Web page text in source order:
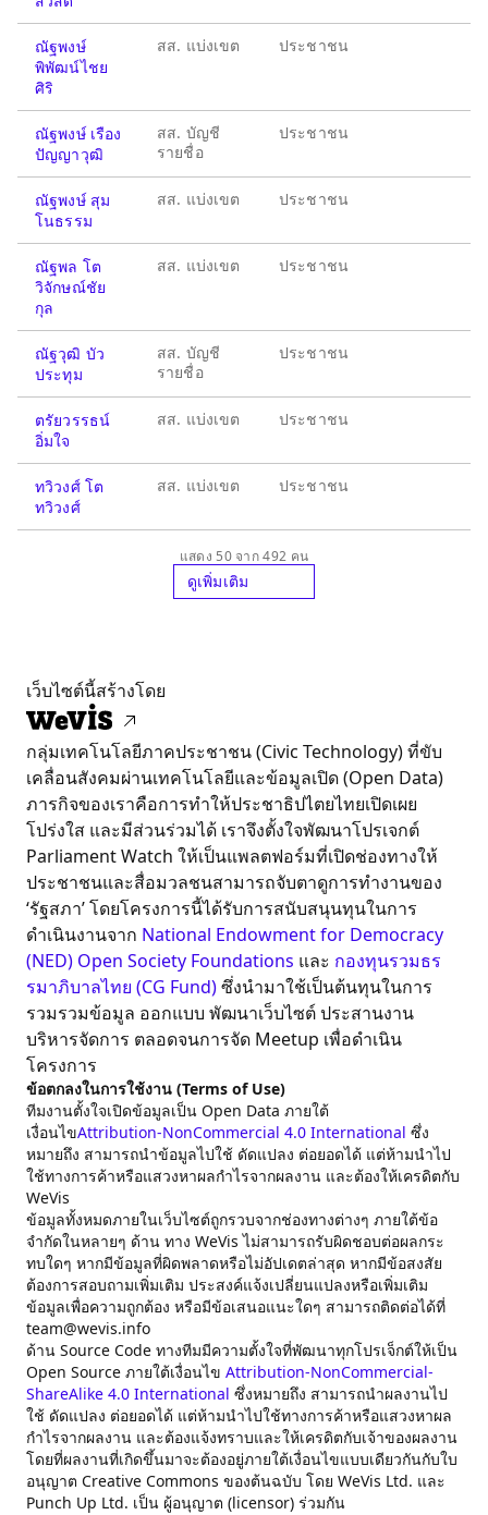
ณัฐพงษ์
พิพัฒน์ไชย
ศิริ
สส. แบ่งเขต ประชาชน
ณัฐพงษ์ เรือง
ปัญญาวุฒิ
สส. บัญชี
รายชื่อ
ประชาชน
ณัฐพงษ์ สุม
โนธรรม
สส. แบ่งเขต ประชาชน
ณัฐพล โต
วิจักษณ์ชัย
กุล
สส. แบ่งเขต ประชาชน
ณัฐวุฒิ บัว
ประทุม
สส. บัญชี
รายชื่อ
ประชาชน
ตรัยวรรธน์
อิ่มใจ
สส. แบ่งเขต ประชาชน
ทวิวงศ์ โต
ทวิวงศ์
สส. แบ่งเขต ประชาชน
แสดง 50 จาก 492 คน
ดูเพิ่มเติม
เว็บไซต์นี้สร้างโดย
กลุ่มเทคโนโลยีภาคประชาชน (Civic Technology) ที่ขับ
เคลื่อนสังคมผ่านเทคโนโลยีและข้อมูลเปิด (Open Data)
ภารกิจของเราคือการทำให้ประชาธิปไตยไทยเปิดเผย
โปร่งใส และมีส่วนร่วมได้ เราจึงตั้งใจพัฒนาโปรเจกต์
Parliament Watch ให้เป็นแพลตฟอร์มที่เปิดช่องทางให้
ประชาชนและสื่อมวลชนสามารถจับตาดูการทำงานของ
‘รัฐสภา’ โดยโครงการนี้ได้รับการสนับสนุนทุนในการ
ดำเนินงานจาก National Endowment for Democracy
(NED) Open Society Foundations และ กองทุนรวมธร
รมาภิบาลไทย (CG Fund)ซึ่งนำมาใช้เป็นต้นทุนในการ
รวมรวมข้อมูล ออกแบบ พัฒนาเว็บไซต์ ประสานงาน
บริหารจัดการ ตลอดจนการจัด Meetup เพื่อดำเนิน
โครงการ
ข้อตกลงในการใช้งาน (Terms of Use)
ทีมงานตั้งใจเปิดข้อมูลเป็น Open Data ภายใต้
เงื่อนไขAttribution-NonCommercial 4.0 International ซึ่ง
หมายถึง สามารถนำข้อมูลไปใช้ ดัดแปลง ต่อยอดได้ แต่ห้ามนำไป
ใช้ทางการค้าหรือแสวงหาผลกำไรจากผลงาน และต้องให้เครดิตกับ
WeVis
ข้อมูลทั้งหมดภายในเว็บไซต์ถูกรวบจากช่องทางต่างๆ ภายใต้ข้อ
จำกัดในหลายๆ ด้าน ทาง WeVis ไม่สามารถรับผิดชอบต่อผลกระ
ทบใดๆ หากมีข้อมูลที่ผิดพลาดหรือไม่อัปเดตล่าสุด หากมีข้อสงสัย
ต้องการสอบถามเพิ่มเติม ประสงค์แจ้งเปลี่ยนแปลงหรือเพิ่มเติม
ข้อมูลเพื่อความถูกต้อง หรือมีข้อเสนอแนะใดๆ สามารถติดต่อได้ที่
team@wevis.info
ด้าน Source Code ทางทีมมีความตั้งใจที่พัฒนาทุกโปรเจ็กต์ให้เป็น
Open Source ภายใต้เงื่อนไข Attribution-NonCommercial-
ShareAlike 4.0 International ซึ่งหมายถึง สามารถนำผลงานไป
ใช้ ดัดแปลง ต่อยอดได้ แต่ห้ามนำไปใช้ทางการค้าหรือแสวงหาผล
กำไรจากผลงาน และต้องแจ้งทราบและให้เครดิตกับเจ้าของผลงาน
โดยที่ผลงานที่เกิดขึ้นมาจะต้องอยู่ภายใต้เงื่อนไขแบบเดียวกันกับใบ
อนุญาต Creative Commons ของต้นฉบับ โดย WeVis Ltd. และ
Punch Up Ltd. เป็น ผู้อนุญาต (licensor) ร่วมกัน